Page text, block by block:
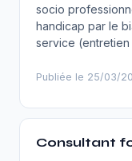
socio
handicap par le
service
Publiée le 25/03/
Consultant